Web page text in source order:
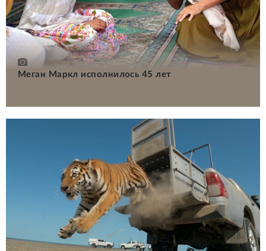
Меган Маркл исполнилось 45 лет